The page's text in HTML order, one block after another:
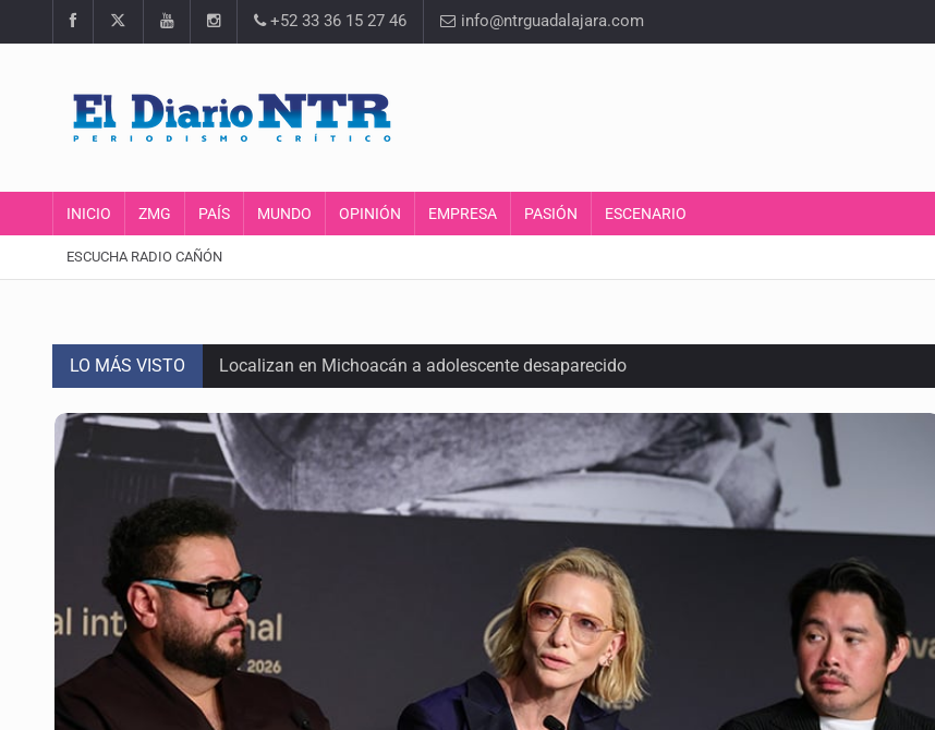
+52 33 36 15 27 46 info@ntrguadalajara.com
INICIO ZMG PAÍS MUNDO OPINIÓN EMPRESA PASIÓN ESCENARIO
ESCUCHA RADIO CAÑÓN
LO MÁS VISTO Localizan en Michoacán a adolescente desaparecido
México no está preparado para una intervención unilateral de EUA contra cárteles
Lamenta Carla Humphrey la negativa del INE para aprobar lineamientos de fiscalización
Desapariciones en Jalisco, con complicidad de policías, afirma Lazos de Amor
Aseguran pitón dentro de vivienda de Santa Tere
Sheinbaum anticipa más detenciones por caso Ayotzinapa y promete justicia
Resalta Fujimori restablecimiento de relaciones con México
Asume Abelardo De la Espriella como Presidente de Colombia
Policías bajo la mira: La CEDHJ documenta su implicación en desapariciones forzadas